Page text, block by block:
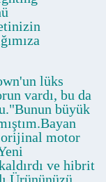
lüks
vardı, bu da
büyük
orijinal motor
ve hibrit